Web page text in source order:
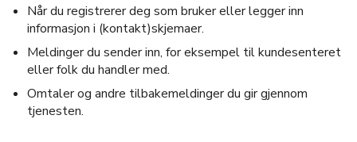
Når du registrerer deg som bruker eller legger inn
informasjon i (kontakt)skjemaer.
Meldinger du sender inn, for eksempel til kundesenteret
eller folk du handler med.
Omtaler og andre tilbakemeldinger du gir gjennom
tjenesten.